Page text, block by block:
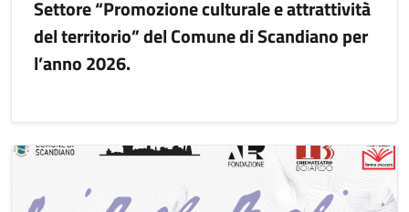
Settore “Promozione culturale e attrattività
del territorio” del Comune di Scandiano per
l’anno 2026.